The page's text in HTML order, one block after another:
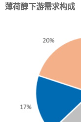
薄荷醇下游需求构成